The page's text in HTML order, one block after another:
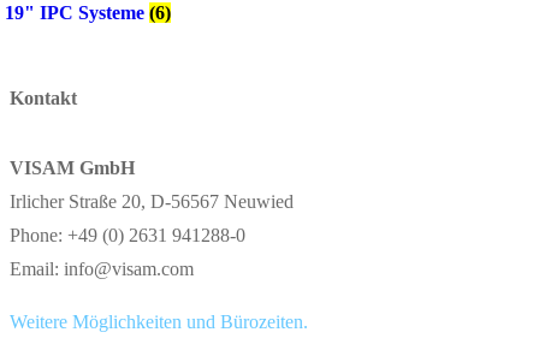
19" IPC Systeme (6)
Kontakt
VISAM GmbH
Irlicher Straße 20, D-56567 Neuwied
Phone: +49 (0) 2631 941288-0
Email: info@visam.com
Weitere Möglichkeiten und Bürozeiten.